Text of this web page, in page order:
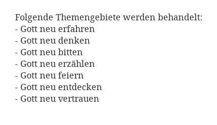
Folgende Themengebiete werden behandelt:
- Gott neu erfahren
- Gott neu denken
- Gott neu bitten
- Gott neu erzählen
- Gott neu feiern
- Gott neu entdecken
- Gott neu vertrauen